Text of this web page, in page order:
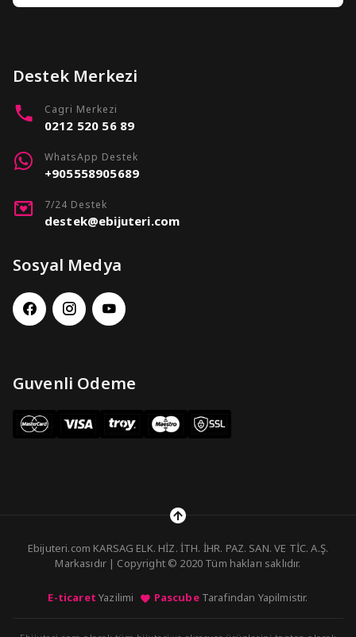
Destek Merkezi
Cagri Merkezi
0212 520 56 89
WhatsApp Destek
+905558905689
7/24 Destek
destek@ebijuteri.com
Sosyal Medya
Guvenli Odeme
Ebijuteri.com KARSAG ELK. HİZ. İTH. İHR. PAZ. SAN. VE TİC. A.Ş.
Markasıdır | Copyright © 2020 Tüm hakları saklıdır.
E-ticaret Yazilimi PascubeTarafindan Yapilmistir.